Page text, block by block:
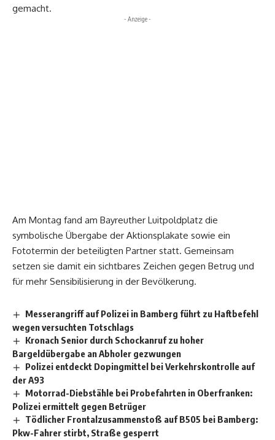
gemacht.
- Anzeige -
Am Montag fand am Bayreuther Luitpoldplatz die
symbolische Übergabe der Aktionsplakate sowie ein
Fototermin der beteiligten Partner statt. Gemeinsam
setzen sie damit ein sichtbares Zeichen gegen Betrug und
für mehr Sensibilisierung in der Bevölkerung.
Messerangriff auf Polizei in Bamberg führt zu Haftbefehl
wegen versuchten Totschlags
Kronach Senior durch Schockanruf zu hoher
Bargeldübergabe an Abholer gezwungen
Polizei entdeckt Dopingmittel bei Verkehrskontrolle auf
der A93
Motorrad-Diebstähle bei Probefahrten in Oberfranken:
Polizei ermittelt gegen Betrüger
Tödlicher Frontalzusammenstoß auf B505 bei Bamberg:
Pkw-Fahrer stirbt, Straße gesperrt